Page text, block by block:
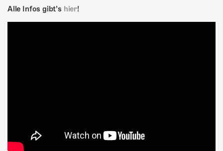
Alle Infos gibt’s hier!